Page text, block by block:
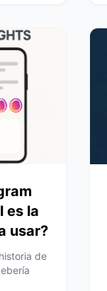
es la
usar?
de